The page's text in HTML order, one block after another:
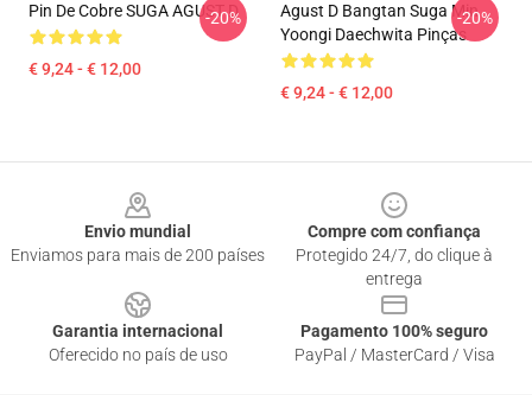
Pin De Cobre SUGA AGUST D
€ 9,24 - € 12,00
-20%
Agust D Bangtan Suga Min
Yoongi Daechwita Pinças
€ 9,24 - € 12,00
-20%
Envio mundial
Enviamos para mais de 200 países
Compre com confiança
Protegido 24/7, do clique à
entrega
Garantia internacional
Oferecido no país de uso
Pagamento 100% seguro
PayPal / MasterCard / Visa